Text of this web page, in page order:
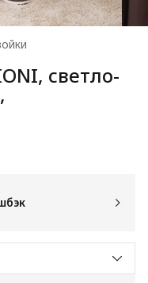
светло-